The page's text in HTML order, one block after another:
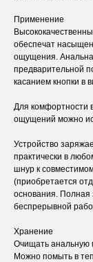
Применение
обеспечат
ощущения.
предварительной
касанием кнопки в
Для комфортности
ощущений можно
Устройство
практически в
шнур к
(приобретается
основания. Полная
беспрерывной
Хранение
Очищать анальную
Можно помыть в